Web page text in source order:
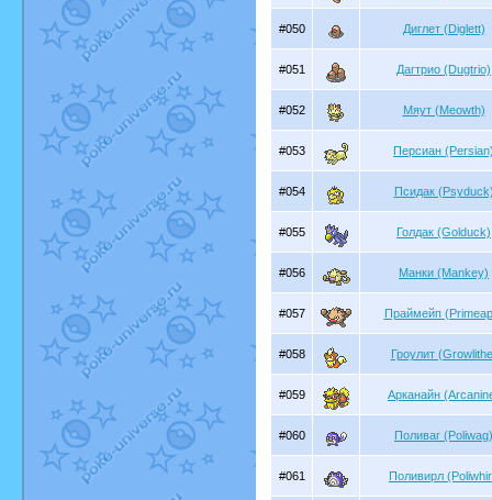
#050 Диглет (Diglett)
#051 Дагтрио (Dugtrio)
#052 Мяут (Meowth)
#053 Персиан
#054 Псидак
#055 Голдак (Golduck)
#056 Манки (Mankey)
#057 Праймейп
#058 Гроулит
#059 Арканайн
#060 Поливаг (Poliwag)
#061 Поливирл